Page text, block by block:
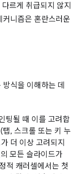
르게 취급되지 않지
니즘은 혼란스러운
식을 이해하는 데
팅될 때 이를 고려합
, 스크롤 또는 키 누
더 이상 고려되지
모든 슬라이드가
적 캐러셀에서는 첫